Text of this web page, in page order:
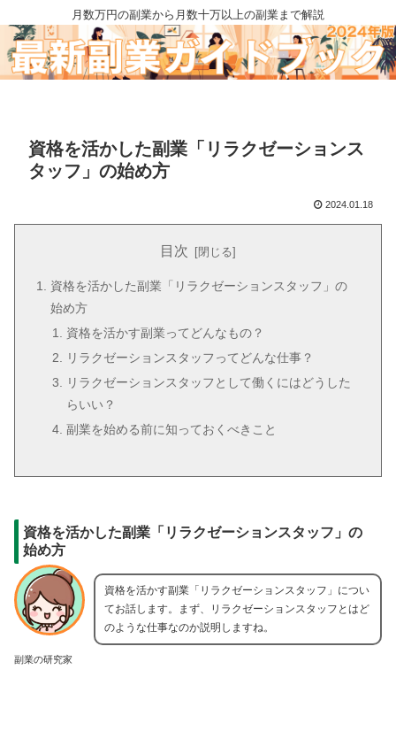
月数万円の副業から月数十万以上の副業まで解説
資格を活かした副業「リラクゼーションス
タッフ」の始め方
2024.01.18
目次
資格を活かした副業「リラクゼーションスタッフ」の
始め方
資格を活かす副業ってどんなもの？
リラクゼーションスタッフってどんな仕事？
リラクゼーションスタッフとして働くにはどうした
らいい？
副業を始める前に知っておくべきこと
資格を活かした副業「リラクゼーションスタッフ」の
始め方
副業の研究家
資格を活かす副業「リラクゼーションスタッフ」につい
てお話します。まず、リラクゼーションスタッフとはど
のような仕事なのか説明しますね。